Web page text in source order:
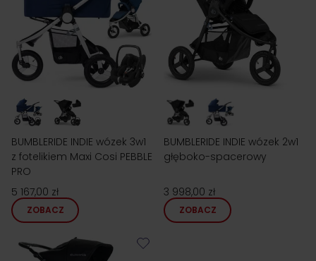
BUMBLERIDE INDIE wózek 3w1
z fotelikiem Maxi Cosi PEBBLE
PRO
5 167,00 zł
ZOBACZ
BUMBLERIDE INDIE wózek 2w1
głęboko-spacerowy
3 998,00 zł
ZOBACZ